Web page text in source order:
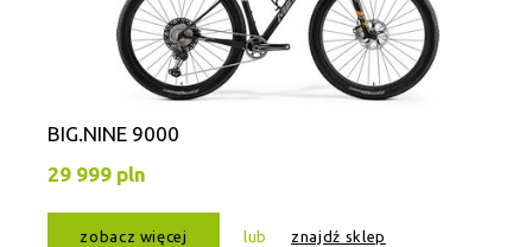
BIG.NINE 9000
29 999 pln
zobacz więcej lub znajdź sklep